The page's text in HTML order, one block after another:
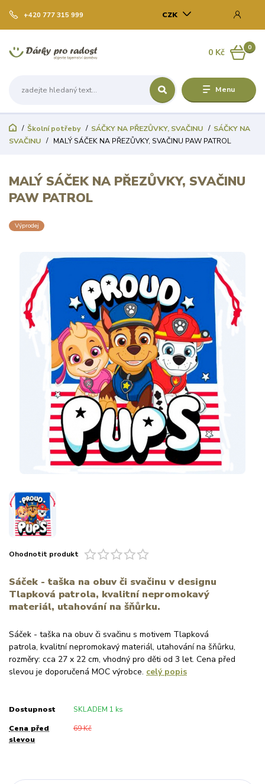
Menu
CZK
+420 777 315 999
0
0 Kč
Školní potřeby SÁČKY NA PŘEZŮVKY, SVAČINU
SÁČKY NA
SVAČINU
MALÝ SÁČEK NA PŘEZŮVKY, SVAČINU PAW PATROL
MALÝ SÁČEK NA PŘEZŮVKY, SVAČINU
PAW PATROL
Výprodej
Ohodnotit produkt
Sáček - taška na obuv či svačinu v designu
Tlapková patrola, kvalitní nepromokavý
materiál, utahování na šňůrku.
Sáček - taška na obuv či svačinu s motivem Tlapková
patrola, kvalitní nepromokavý materiál, utahování na šňůrku,
rozměry: cca 27 x 22 cm, vhodný pro děti od 3 let. Cena před
slevou je doporučená MOC výrobce. celý popis
Dostupnost SKLADEM 1 ks
Cena před
slevou
69 Kč